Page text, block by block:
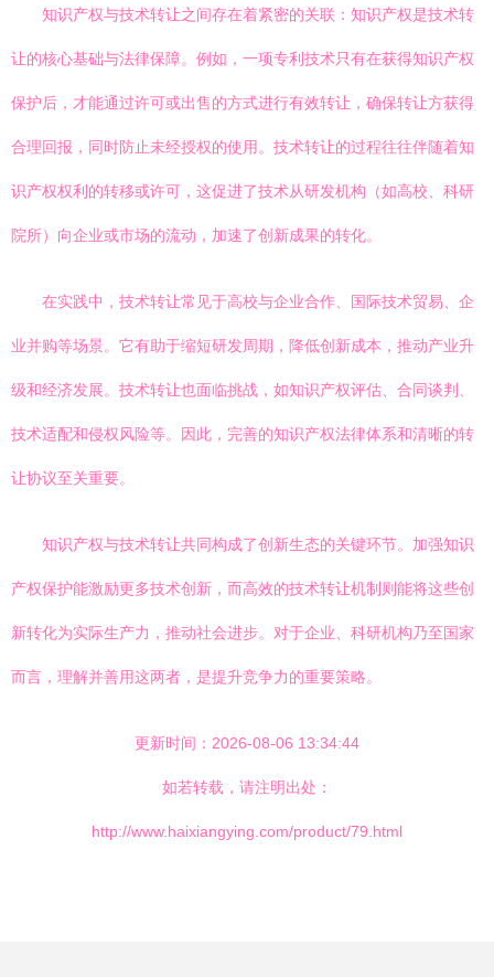
知识产权与技术转让之间存在着紧密的关联：知识产权是技术转
让的核心基础与法律保障。例如，一项专利技术只有在获得知识产权
保护后，才能通过许可或出售的方式进行有效转让，确保转让方获得
合理回报，同时防止未经授权的使用。技术转让的过程往往伴随着知
识产权权利的转移或许可，这促进了技术从研发机构（如高校、科研
院所）向企业或市场的流动，加速了创新成果的转化。
在实践中，技术转让常见于高校与企业合作、国际技术贸易、企
业并购等场景。它有助于缩短研发周期，降低创新成本，推动产业升
级和经济发展。技术转让也面临挑战，如知识产权评估、合同谈判、
技术适配和侵权风险等。因此，完善的知识产权法律体系和清晰的转
让协议至关重要。
知识产权与技术转让共同构成了创新生态的关键环节。加强知识
产权保护能激励更多技术创新，而高效的技术转让机制则能将这些创
新转化为实际生产力，推动社会进步。对于企业、科研机构乃至国家
而言，理解并善用这两者，是提升竞争力的重要策略。
更新时间：2026-08-06 13:34:44
如若转载，请注明出处：
http://www.haixiangying.com/product/79.html